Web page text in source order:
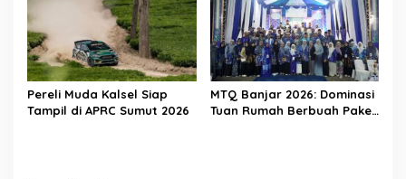
Pereli Muda Kalsel Siap
Tampil di APRC Sumut 2026
MTQ Banjar 2026: Dominasi
Tuan Rumah Berbuah Paket